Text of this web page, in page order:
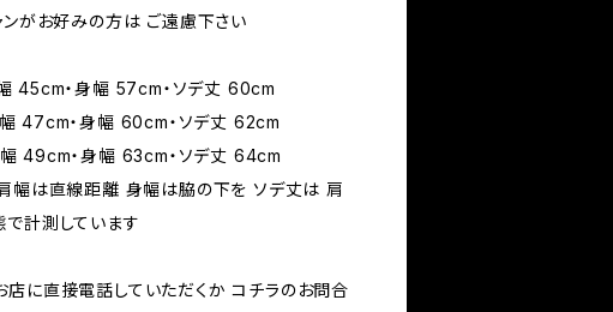
ンがお好みの方は ご遠慮下さい
45cm・身幅 57cm・ソデ丈 60cm
47cm・身幅 60cm・ソデ丈 62cm
49cm・身幅 63cm・ソデ丈 64cm
幅は直線距離 身幅は脇の下を ソデ丈は 肩
計測しています
店に直接電話していただくか コチラのお問合